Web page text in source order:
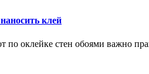
клей
по оклейке стен обоями важно